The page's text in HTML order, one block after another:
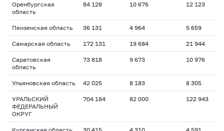
Оренбургская
область
84 128 10 676 12 123
Пензенская область 36 131 4 964 5 659
Самарская область 172 131 19 684 21 944
Саратовская
область
73 818 9 673 10 976
Ульяновская область 42 025 8 183 8 305
УРАЛЬСКИЙ
ФЕДЕРАЛЬНЫЙ
ОКРУГ
704 184 82 000 122 943